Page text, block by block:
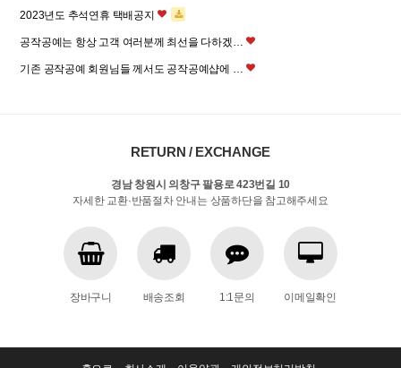
2023년도 추석연휴 택배공지
공작공예는 항상 고객 여러분께 최선을 다하겠…
기존 공작공예 회원님들 께서도 공작공예샵에 …
RETURN / EXCHANGE
경남 창원시 의창구 팔용로 423번길 10
자세한 교환·반품절차 안내는 상품하단을 참고해주세요
장바구니 배송조회 1:1문의 이메일확인